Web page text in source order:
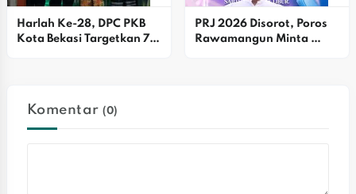
Harlah Ke-28, DPC PKB
Kota Bekasi Targetkan 7
PRJ 2026 Disorot, Poros
Rawamangun Minta
Komentar(0)